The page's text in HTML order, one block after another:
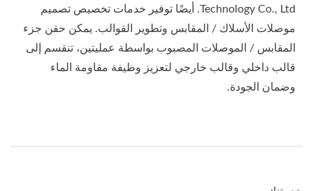
Technology Co., Ltd. أيضًا توفير خدمات تخصيص تصميم
موصلات الأسلاك / المقابس وتطوير القوالب. يمكن حقن جزء
المقابس / الموصلات المصبوب بواسطة عمليتين، تنقسم إلى
قالب داخلي وقالب خارجي لتعزيز وظيفة مقاومة الماء
وضمان الجودة.